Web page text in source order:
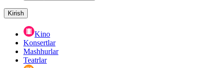
Kirish
Kino
Konsertlar
Mashhurlar
Teatrlar